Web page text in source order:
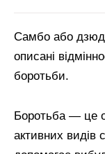
Самбо або
описані
боротьби.
Боротьба — це
активних видів